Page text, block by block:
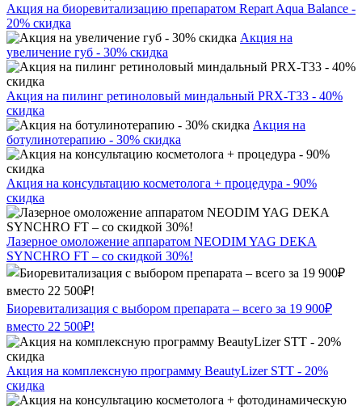
Акция на биоревитализацию препаратом Repart Aqua Balance -
20% скидка
Акция на
увеличение губ - 30% скидка
Акция на пилинг ретиноловый миндальный PRX-T33 - 40%
скидка
Акция на
ботулинотерапию - 30% скидка
Акция на консультацию косметолога + процедура - 90%
скидка
Лазерное омоложение аппаратом NEODIM YAG DEKA
SYNCHRO FT – со скидкой 30%!
Биоревитализация с выбором препарата – всего за 19 900₽
вместо 22 500₽!
Акция на комплексную программу BeautyLizer STT - 20%
скидка